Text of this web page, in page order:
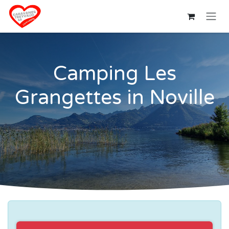
Zum Inhalt springen
Camping Les
Grangettes in Noville